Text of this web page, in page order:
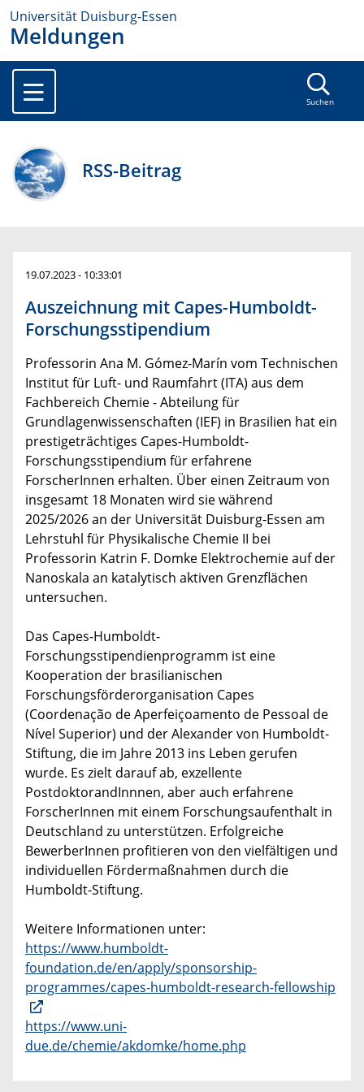
Universität Duisburg-Essen
Meldungen
Suchen
RSS-Beitrag
19.07.2023 - 10:33:01
Auszeichnung mit Capes-Humboldt-
Forschungsstipendium
Professorin Ana M. Gómez-Marín vom Technischen
Institut für Luft- und Raumfahrt (ITA) aus dem
Fachbereich Chemie - Abteilung für
Grundlagenwissenschaften (IEF) in Brasilien hat ein
prestigeträchtiges Capes-Humboldt-
Forschungsstipendium für erfahrene
ForscherInnen erhalten. Über einen Zeitraum von
insgesamt 18 Monaten wird sie während
2025/2026 an der Universität Duisburg-Essen am
Lehrstuhl für Physikalische Chemie II bei
Professorin Katrin F. Domke Elektrochemie auf der
Nanoskala an katalytisch aktiven Grenzflächen
untersuchen.
Das Capes-Humboldt-
Forschungsstipendienprogramm ist eine
Kooperation der brasilianischen
Forschungsförderorganisation Capes
(Coordenação de Aperfeiçoamento de Pessoal de
Nível Superior) und der Alexander von Humboldt-
Stiftung, die im Jahre 2013 ins Leben gerufen
wurde. Es zielt darauf ab, exzellente
PostdoktorandInnnen, aber auch erfahrene
ForscherInnen mit einem Forschungsaufenthalt in
Deutschland zu unterstützen. Erfolgreiche
BewerberInnen profitieren von den vielfältigen und
individuellen Fördermaßnahmen durch die
Humboldt-Stiftung.
Weitere Informationen unter:
https://www.humboldt-
foundation.de/en/apply/sponsorship-
programmes/capes-humboldt-research-fellowship
https://www.uni-
due.de/chemie/akdomke/home.php